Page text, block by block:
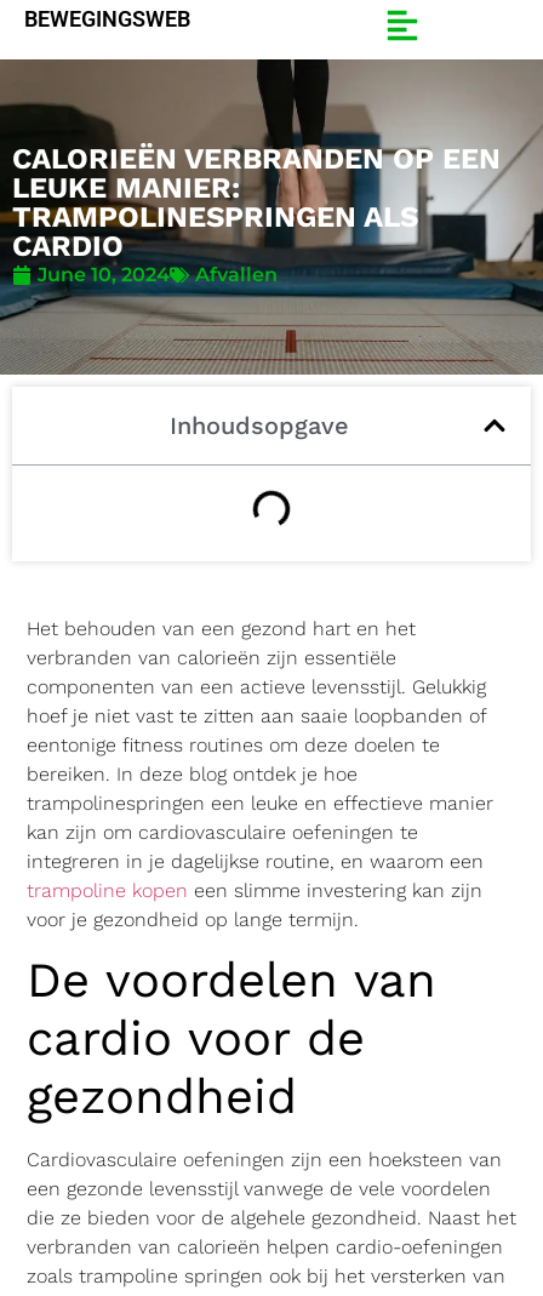
BEWEGINGSWEB
CALORIEËN VERBRANDEN OP EEN
LEUKE MANIER:
TRAMPOLINESPRINGEN ALS
CARDIO
June 10, 2024 Afvallen
Inhoudsopgave
Het behouden van een gezond hart en het
verbranden van calorieën zijn essentiële
componenten van een actieve levensstijl. Gelukkig
hoef je niet vast te zitten aan saaie loopbanden of
eentonige fitness routines om deze doelen te
bereiken. In deze blog ontdek je hoe
trampolinespringen een leuke en effectieve manier
kan zijn om cardiovasculaire oefeningen te
integreren in je dagelijkse routine, en waarom een
trampoline kopen een slimme investering kan zijn
voor je gezondheid op lange termijn.
De voordelen van
cardio voor de
gezondheid
Cardiovasculaire oefeningen zijn een hoeksteen van
een gezonde levensstijl vanwege de vele voordelen
die ze bieden voor de algehele gezondheid. Naast het
verbranden van calorieën helpen cardio-oefeningen
zoals trampoline springen ook bij het versterken van